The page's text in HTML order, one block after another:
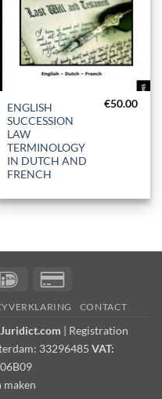
ENGLISH
SUCCESSION
LAW
TERMINOLOGY
IN DUTCH AND
FRENCH
€50.00
IDeal
2
CONTACT
| Registration
33296485 VAT:
maken